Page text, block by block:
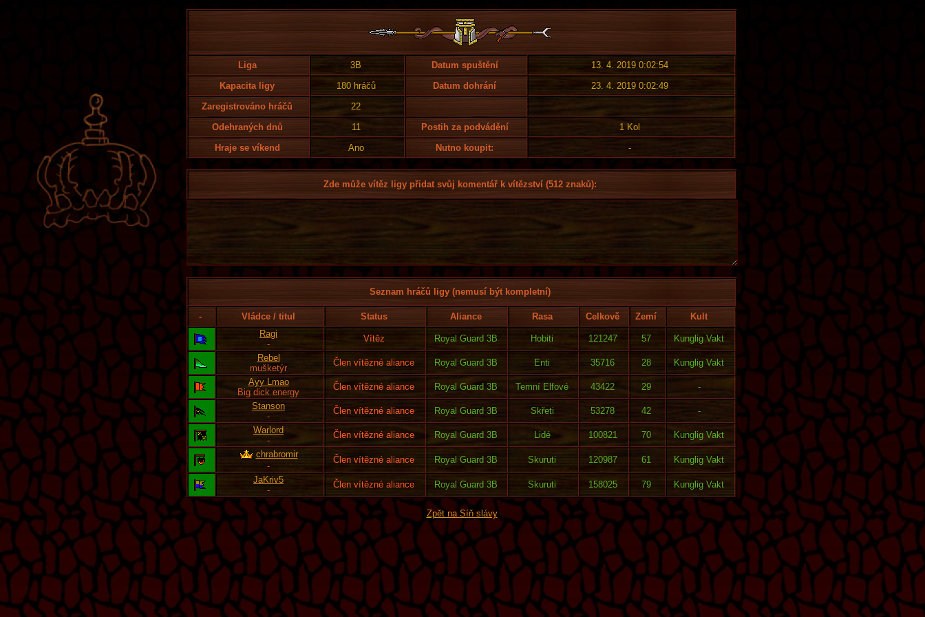
Liga 3B Datum spuštění
13. 4. 2019 0:02:54
Kapacita ligy
180 hráčů Datum dohrání
23. 4. 2019 0:02:49
Zaregistrováno hráčů
22
Odehraných dnů
11 Postih za podvádění
1 Kol
Hraje se víkend
Ano Nutno koupit: -
Zde může vítěz ligy přidat svůj komentář k vítězství (512 znaků):
Seznam hráčů ligy (nemusí být kompletní)
- Vládce / titul Status Aliance Rasa Celkově Zemí
Kult
Ragi
-
Vítěz Royal Guard 3B Hobiti 121247 57
Kunglig Vakt
Rebel
mušketýr
Člen vítězné aliance Royal Guard 3B Enti 35716 28
Kunglig Vakt
Ayy Lmao
Big dick energy
Člen vítězné aliance Royal Guard 3B Temní Elfové 43422 29
-
Stanson
-
Člen vítězné aliance Royal Guard 3B Skřeti 53278 42
-
Warlord
-
Člen vítězné aliance Royal Guard 3B Lidé 100821 70
Kunglig Vakt
chrabromir
-
Člen vítězné aliance Royal Guard 3B Skuruti 120987 61
Kunglig Vakt
JaKriv5
-
Člen vítězné aliance Royal Guard 3B Skuruti 158025 79 Kunglig Vakt
Zpět na Síň slávy